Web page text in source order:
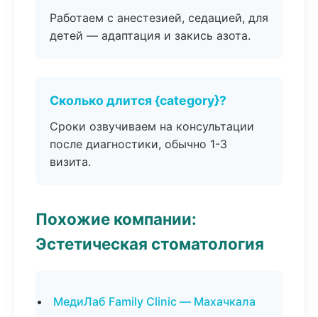
Работаем с анестезией, седацией, для
детей — адаптация и закись азота.
Сколько длится {category}?
Сроки озвучиваем на консультации
после диагностики, обычно 1-3
визита.
Похожие компании:
Эстетическая стоматология
МедиЛаб Family Clinic — Махачкала